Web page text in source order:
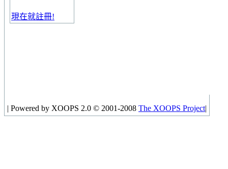
現在就註冊!
| Powered by XOOPS 2.0 © 2001-2008 The XOOPS Project|